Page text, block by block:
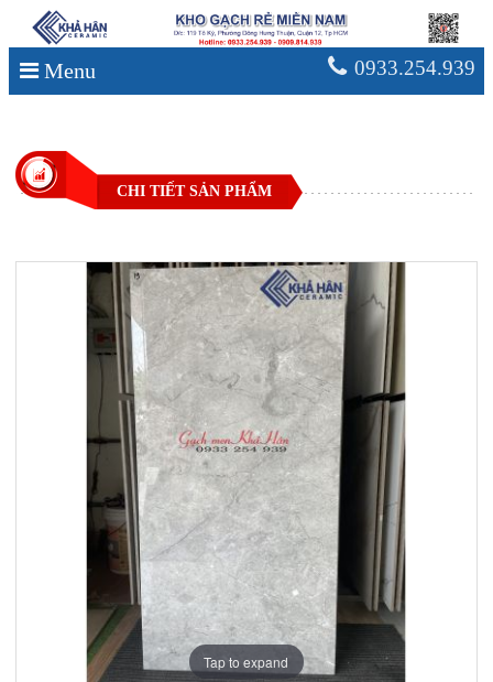
Menu 0933.254.939
CHI TIẾT SẢN PHẨM
Tap to expand
Tap to expand